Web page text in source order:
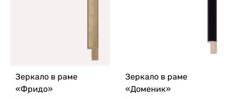
Зеркало в раме
«Фридо»
Зеркало в раме
«Доменик»